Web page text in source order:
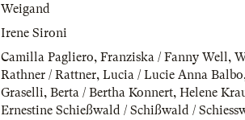
Weigand
Irene Sironi
Camilla Pagliero, Franziska / Fanny Well,
Rathner / Rattner, Lucia / Lucie Anna Balbo
Graselli, Berta / Bertha Konnert, Helene
Ernestine Schießwald / Schißwald /